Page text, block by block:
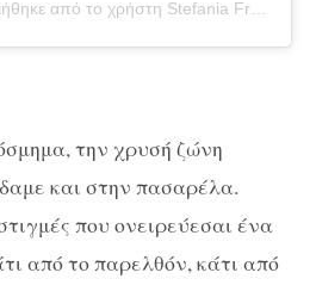
την χρυσή ζώνη
και στην πασαρέλα.
που ονειρεύεσαι ένα
από το παρελθόν, κάτι από